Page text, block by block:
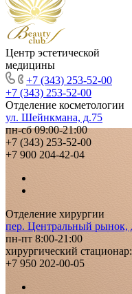
Центр эстетической
медицины
+7 (343) 253-52-00
+7 (343) 253-52-00
Отделение косметологии
ул. Шейнкмана, д.75
пн-сб 09:00-21:00
+7 (343) 253-52-00
+7 900 204-42-04
Отделение хирургии
пер. Центральный рынок,
пн-пт 8:00-21:00
хирургический
+7 950 202-00-05